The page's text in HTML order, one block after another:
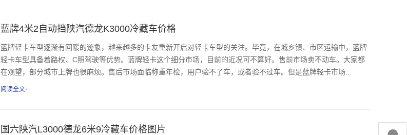
蓝牌4米2自动挡陕汽德龙K3000冷藏车价格
蓝牌轻卡车型逐渐有回暖的迹象，越来越多的卡友重新开启对轻卡车型的关注。毕竟，在城乡镇、市区运输中，蓝牌
轻卡车型具备着路权、C照驾驶等优势。蓝牌轻卡这个细分市场，目前的近况可不算好。售前市场卖不动车。大家都
在观望，部分城市上牌也很麻烦。售后市场面临称重年检，用户验不了车，或者验不过车。但是蓝牌轻卡市场...
阅读全文+
国六陕汽L3000德龙6米9冷藏车价格图片